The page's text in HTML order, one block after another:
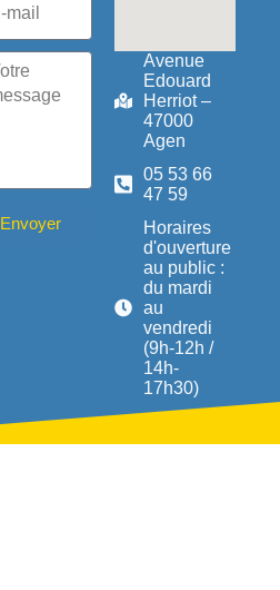
Envoyer
Avenue
Edouard
Herriot –
47000
Agen
05 53 66
47 59
Horaires
d'ouverture
au public :
du mardi
au
vendredi
(9h-12h /
14h-
17h30)